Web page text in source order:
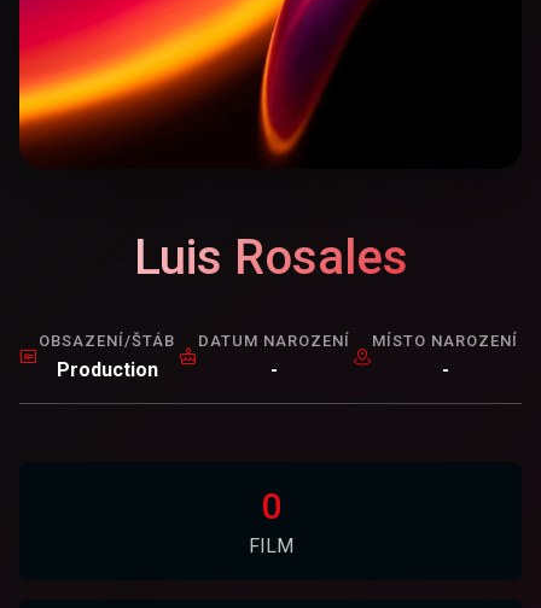
Luis Rosales
OBSAZENÍ/ŠTÁB
Production
DATUM NAROZENÍ
-
MÍSTO NAROZENÍ
-
0
FILM